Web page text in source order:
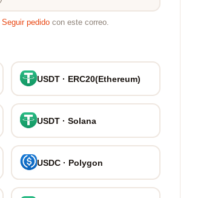
Seguir pedido con este correo.
USDT · ERC20(Ethereum)
USDT · Solana
USDC · Polygon